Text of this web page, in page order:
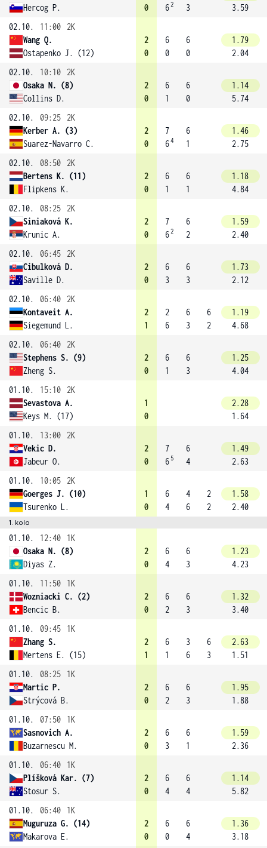
Hercog P.
0
62
3
3.59
02.10.
11:00
2K
Wang Q.
Ostapenko J. (12)
2
0
6
0
6
0
1.79
2.04
02.10.
10:10
2K
Osaka N. (8)
Collins D.
2
0
6
1
6
0
1.14
5.74
02.10.
09:25
2K
Kerber A. (3)
Suarez-Navarro C.
2
0
7
64
6
1
1.46
2.75
02.10.
08:50
2K
Bertens K. (11)
Flipkens K.
2
0
6
1
6
1
1.18
4.84
02.10.
08:25
2K
Siniaková K.
Krunic A.
2
0
7
62
6
2
1.59
2.40
02.10.
06:45
2K
Cibulková D.
Saville D.
2
0
6
3
6
3
1.73
2.12
02.10.
06:40
2K
Kontaveit A.
Siegemund L.
2
1
2
6
6
3
6
2
1.19
4.68
02.10.
06:40
2K
Stephens S. (9)
Zheng S.
2
0
6
1
6
3
1.25
4.04
01.10.
15:10
2K
Sevastova A.
Keys M. (17)
1
0
2.28
1.64
01.10.
13:00
2K
Vekic D.
Jabeur O.
2
0
7
6 5
6
4
1.49
2.63
01.10.
10:05
2K
Goerges J. (10)
Tsurenko L.
1
0
6
4
4
6
2
2
1.58
2.40
1. kolo
01.10. 12:40
1K
Osaka N. (8)
Diyas Z.
2
0
6
4
6
3
1.23
4.23
01.10.
11:50
1K
Wozniacki C. (2)
Bencic B.
2
0
6
2
6
3
1.32
3.40
01.10.
09:45
1K
Zhang S.
Mertens E. (15)
2
1
6
1
3
6
6
3
2.63
1.51
01.10.
08:25
1K
Martic P.
Strýcová B.
2
0
6
2
6
3
1.95
1.88
01.10.
07:50
1K
Sasnovich A.
Buzarnescu M.
2
0
6
3
6
1
1.59
2.36
01.10.
06:40
1K
Plíšková Kar. (7)
Stosur S.
2
0
6
4
6
4
1.14
5.82
01.10.
06:40
1K
Muguruza G. (14)
Makarova E.
2
0
6
0
6
4
1.36
3.18